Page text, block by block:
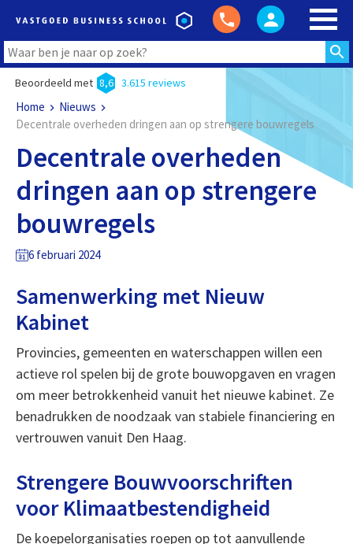
Beoordeeld met 8,6 3.615 reviews
Home
Nieuws
Decentrale overheden dringen aan op strengere bouwregels
Decentrale overheden
dringen aan op strengere
bouwregels
6 februari 2024
Samenwerking met Nieuw
Kabinet
Provincies, gemeenten en waterschappen willen een
actieve rol spelen bij de grote bouwopgaven en vragen
om meer betrokkenheid vanuit het nieuwe kabinet. Ze
benadrukken de noodzaak van stabiele financiering en
vertrouwen vanuit Den Haag.
Strengere Bouwvoorschriften
voor Klimaatbestendigheid
De koepelorganisaties roepen op tot aanvullende